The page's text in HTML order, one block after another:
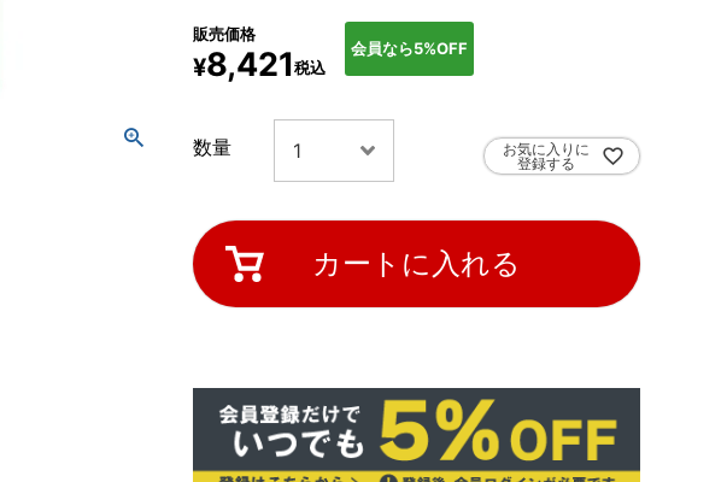
販売価格
¥8,421税込
会員なら5%OFF
お気に入りに
登録する
カートに入れる